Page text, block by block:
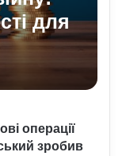
для
операції
зробив